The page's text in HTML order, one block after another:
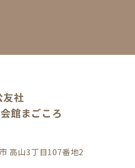
友社
館まごころ
高山3丁目107番地2